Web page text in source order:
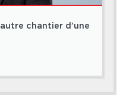
chantier d’une